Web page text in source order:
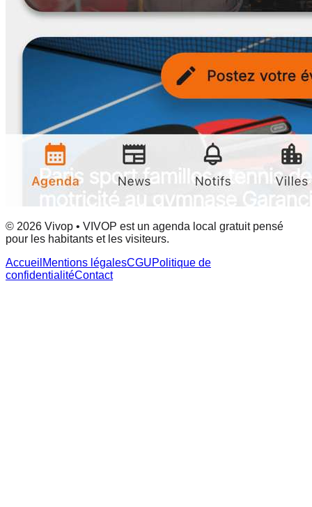
© 2026 Vivop • VIVOP est un agenda local gratuit pensé
pour les habitants et les visiteurs.
Accueil Mentions légalesCGUPolitique de
confidentialitéContact